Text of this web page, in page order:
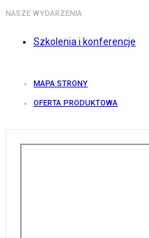
NASZE WYDARZENIA
Szkolenia i konferencje
MAPA STRONY
OFERTA PRODUKTOWA